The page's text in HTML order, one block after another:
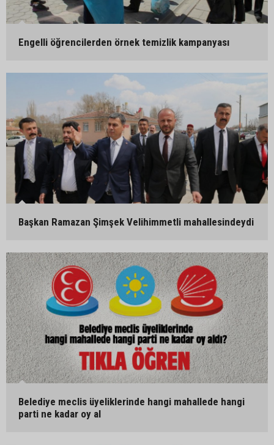
Engelli öğrencilerden örnek temizlik kampanyası
Başkan Ramazan Şimşek Velihimmetli mahallesindeydi
Belediye meclis üyeliklerinde hangi mahallede hangi
parti ne kadar oy al